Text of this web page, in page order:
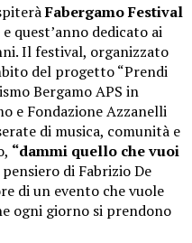
Fabergamo Festival
quest’anno dedicato ai
Il festival, organizzato
del progetto “Prendi
Bergamo APS in
e Fondazione Azzanelli
di musica, comunità e
“dammi quello che vuoi
di Fabrizio De
di un evento che vuole
ogni giorno si prendono